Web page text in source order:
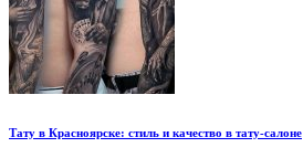
Тату в Красноярске: стиль и качество в тату-салоне